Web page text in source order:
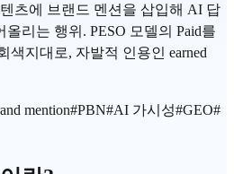
츠에 브랜드 멘션을 삽입해 AI 답
리는 행위. PESO 모델의 Paid를
색지대로, 자발적 인용인 earned
mention#PBN#AI 가시성#GEO#